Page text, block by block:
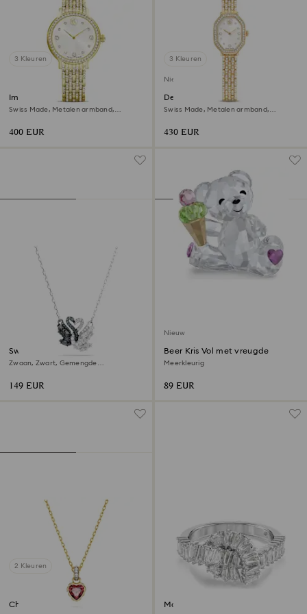
3 Kleuren
Imber horloge
Swiss Made, Metalen armband,
400 EUR
3 Kleuren
Nieuw
Dextera octagon horloge
Swiss Made, Metalen armband,
430 EUR
Swan hanger
Zwaan, Zwart, Gemengde
149 EUR
Nieuw
Beer Kris Vol met vreugde
Meerkleurig
89 EUR
2 Kleuren
Chroma hanger Matrix ring